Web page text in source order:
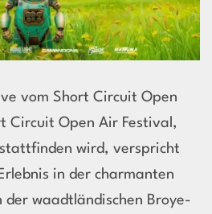
vom Short Circuit Open
Circuit Open Air Festival,
wird, verspricht
in der charmanten
waadtländischen Broye-